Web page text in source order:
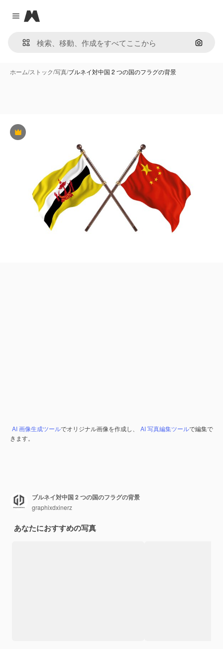
Close menu
Magnific
画像で
ホーム/ストック/写真/ブルネイ対中国 2 つの国のフラグの背景
Premium
AI 画像生成ツールでオリジナル画像を作成し、 AI 写真編集ツールで編集で
きます。
ブルネイ対中国 2 つの国のフラグの背景
graphixdxinerz
あなたにおすすめの写真